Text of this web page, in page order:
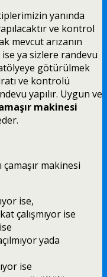
yanında
ve kontrol
mevcut arızanın
ise ya sizlere randevu
götürülmek
ve kontrolü
yapılır. Uygun ve
makinesi
makinesi
ise,
çalışmıyor ise
yada
ise